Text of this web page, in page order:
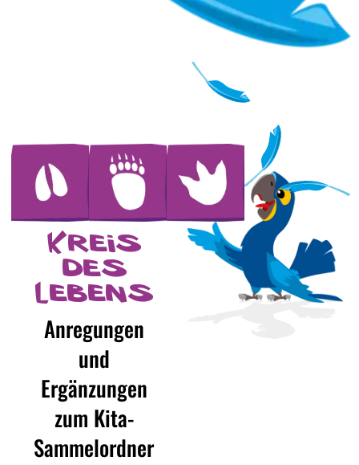
Kreis
des
Lebens
Anregungen
und
Ergänzungen
zum Kita-
Sammelordner